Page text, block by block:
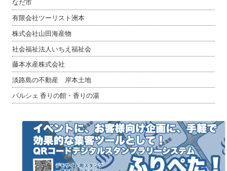
なだ市
有限会社ツーリスト洲本
株式会社山田海産物
社会福祉法人いちえ福祉会
藤本水産株式会社
淡路島の不動産 岸本土地
パルシェ 香りの館・香りの湯